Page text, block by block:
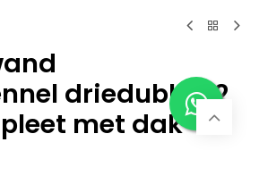
driedubbel 2
met dak